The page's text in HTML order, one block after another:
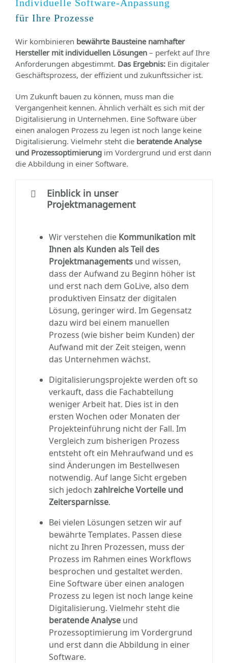
Individuelle Software-Anpassung
für Ihre Prozesse
Wir kombinieren bewährte Bausteine namhafter
Hersteller mit individuellen Lösungen – perfekt auf Ihre
Anforderungen abgestimmt. Das Ergebnis: Ein digitaler
Geschäftsprozess, der effizient und zukunftssicher ist.
Um Zukunft bauen zu können, muss man die
Vergangenheit kennen. Ähnlich verhält es sich mit der
Digitalisierung in Unternehmen. Eine Software über
einen analogen Prozess zu legen ist noch lange keine
Digitalisierung. Vielmehr steht die beratende Analyse
und Prozessoptimierung im Vordergrund und erst dann
die Abbildung in einer Software.
Einblick in unser
Projektmanagement
Wir verstehen die Kommunikation mit
Ihnen als Kunden als Teil des
Projektmanagements und wissen,
dass der Aufwand zu Beginn höher ist
und erst nach dem GoLive, also dem
produktiven Einsatz der digitalen
Lösung, geringer wird. Im Gegensatz
dazu wird bei einem manuellen
Prozess (wie bisher beim Kunden) der
Aufwand mit der Zeit steigen, wenn
das Unternehmen wächst.
Digitalisierungsprojekte werden oft so
verkauft, dass die Fachabteilung
weniger Arbeit hat. Dies ist in den
ersten Wochen oder Monaten der
Projekteinführung nicht der Fall. Im
Vergleich zum bisherigen Prozess
entsteht oft ein Mehraufwand und es
sind Änderungen im Bestellwesen
notwendig. Auf lange Sicht ergeben
sich jedoch zahlreiche Vorteile und
Zeitersparnisse.
Bei vielen Lösungen setzen wir auf
bewährte Templates. Passen diese
nicht zu Ihren Prozessen, muss der
Prozess im Rahmen eines Workflows
besprochen und gestaltet werden.
Eine Software über einen analogen
Prozess zu legen ist noch lange keine
Digitalisierung. Vielmehr steht die
beratende Analyse und
Prozessoptimierung im Vordergrund
und erst dann die Abbildung in einer
Software.